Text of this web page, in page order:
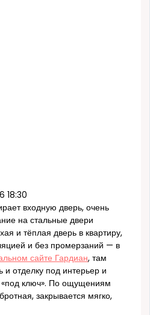
18:30
входную дверь, очень
на стальные двери
и тёплая дверь в квартиру,
и без промерзаний — в
сайте Гардиан, там
отделку под интерьер и
«под ключ». По ощущениям
закрывается мягко,